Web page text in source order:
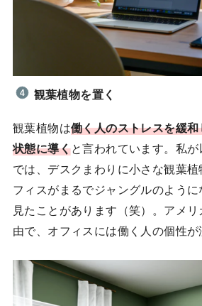
観葉植物を置く
観葉植物は働く人のストレスを緩
状態に導くと言われています。私
では、デスクまわりに小さな観葉
フィスがまるでジャングルのように
見たことがあります（笑）。アメ
由で、オフィスには働く人の個性が